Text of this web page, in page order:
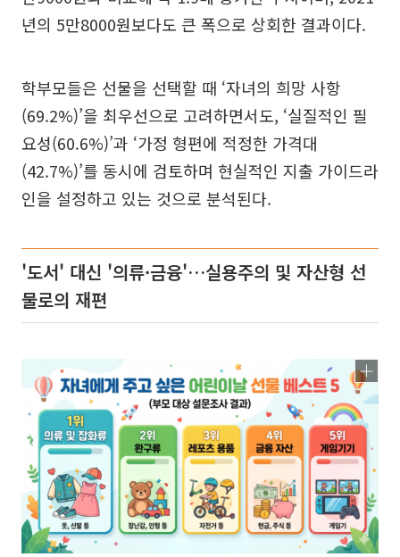
년의 5만8000원보다도 큰 폭으로 상회한 결과이다.
학부모들은 선물을 선택할 때 ‘자녀의 희망 사항
(69.2%)’을 최우선으로 고려하면서도, ‘실질적인 필
요성(60.6%)’과 ‘가정 형편에 적정한 가격대
(42.7%)’를 동시에 검토하며 현실적인 지출 가이드라
인을 설정하고 있는 것으로 분석된다.
'도서' 대신 '의류·금융'…실용주의 및 자산형 선
물로의 재편